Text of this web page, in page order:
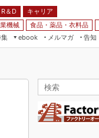
R＆D
キャリア
機械 食品・薬品・衣料品
ebook
メルマガ
告知